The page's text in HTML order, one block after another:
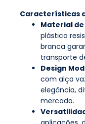
Características
Material
plástico
branca
transporte
Design
com alça
elegância,
mercado.